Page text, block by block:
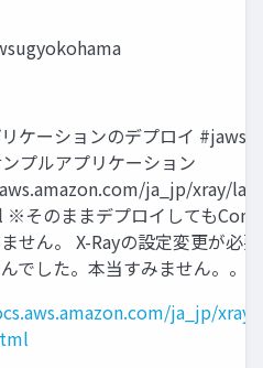
ケーションのデプロイ
プルアプリケーション
ja_jp/xray/
そのままデプロイしても
せん。 X-Rayの設定変更が必
でした。本当すみません。。 9
ja_jp/